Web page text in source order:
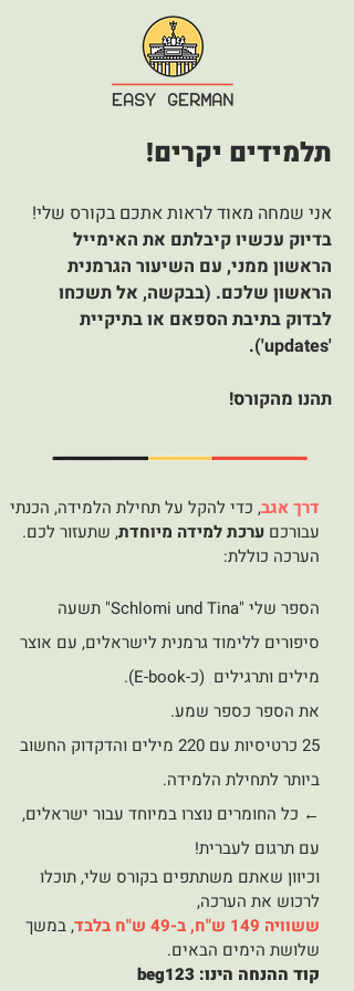
תלמידים יקרים!
אני שמחה מאוד לראות אתכם בקורס שלי!
בדיוק עכשיו קיבלתם את האימייל
הראשון ממני, עם השיעור הגרמנית
הראשון שלכם. (בבקשה, אל תשכחו
לבדוק בתיבת הספאם או בתיקיית
'updates').
תהנו מהקורס!
דרך אגב, כדי להקל על תחילת הלמידה, הכנתי
עבורכם ערכת למידה מיוחדת, שתעזור לכם.
הערכה כוללת:
הספר שלי "Schlomi und Tina" תשעה
סיפורים ללימוד גרמנית לישראלים, עם אוצר
מילים ותרגילים (כ-E-book).
את הספר כספר שמע.
25 כרטיסיות עם 220 מילים והדקדוק החשוב
ביותר לתחילת הלמידה.
← כל החומרים נוצרו במיוחד עבור ישראלים,
עם תרגום לעברית!
וכיוון שאתם משתתפים בקורס שלי, תוכלו
לרכוש את הערכה,
ששוויה 149 ש"ח, ב-49 ש"ח בלבד
, במשך
שלושת הימים הבאים.
קוד ההנחה הינו: beg123